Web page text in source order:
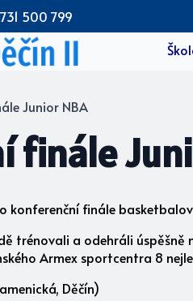
500 799
Junior NBA
finále
finále
trénovali a odehráli
Armex sportcentra 8
Děčín)